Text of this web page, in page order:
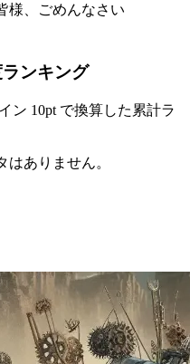
様、ごめんなさい
ンキング
ン 10pt で換算した累計ラ
はありません。